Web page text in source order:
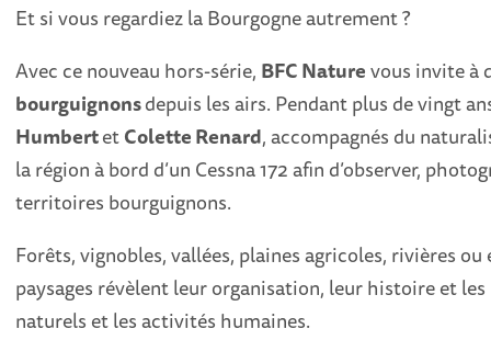
Et si vous regardiez la Bourgogne autrement ?
Avec ce nouveau hors-série, BFC Naturevous invite à
bourguignonsdepuis les airs. Pendant plus de vingt
HumbertetColette Renard, accompagnés du
la région à bord d’un Cessna 172 afin d’observer,
territoires bourguignons.
Forêts, vignobles, vallées, plaines agricoles, rivières
paysages révèlent leur organisation, leur histoire et
naturels et les activités humaines.